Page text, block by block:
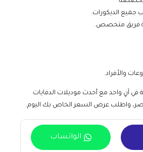
جميع الديكورات.
فريق متخصص.
والأفراد.
في آنٍ واحد مع أحدث موديلات الدفايات
واطلب عرض السعر الخاص بك اليوم.
الواتساب